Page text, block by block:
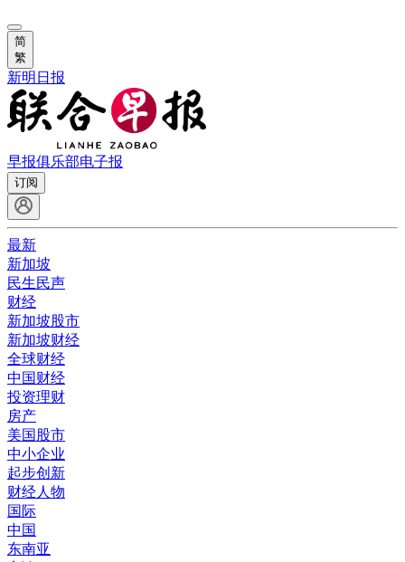
简
繁
新明日报
早报俱乐部电子报
订阅
最新
新加坡
民生民声
财经
新加坡股市
新加坡财经
全球财经
中国财经
投资理财
房产
美国股市
中小企业
起步创新
财经人物
国际
中国
东南亚